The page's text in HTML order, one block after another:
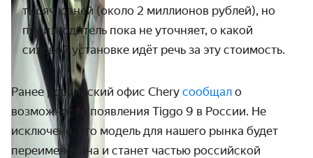
тысяч юаней (около 2 миллионов рублей), но
производитель пока не уточняет, о какой
силовой установке идёт речь за эту стоимость.
Ранее российский офис Chery сообщал о
возможности появления Tiggo 9 в России. Не
исключено, что модель для нашего рынка будет
переименована и станет частью российской